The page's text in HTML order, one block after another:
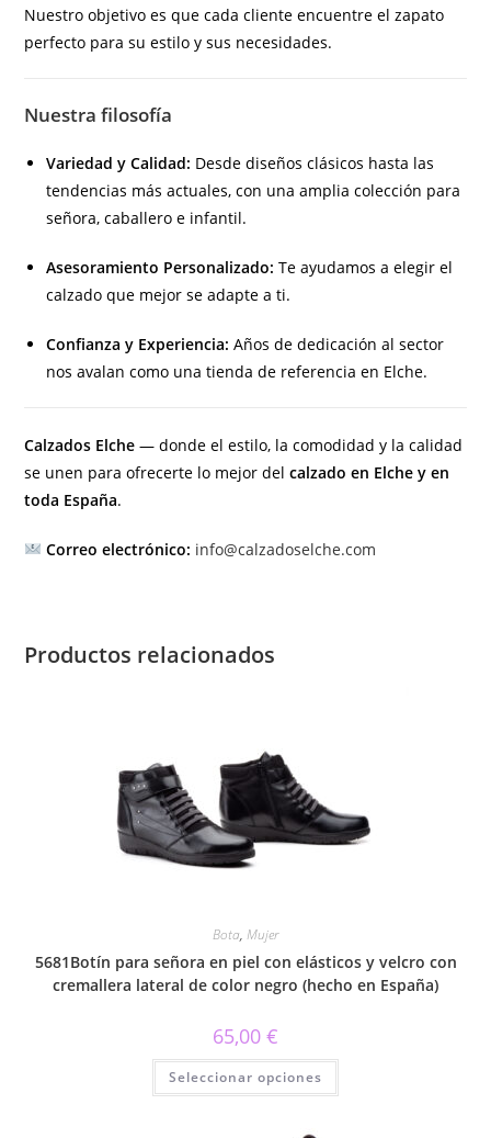
Nuestro objetivo es que cada cliente encuentre el zapato
perfecto para su estilo y sus necesidades.
Nuestra filosofía
Variedad y Calidad: Desde diseños clásicos hasta las
tendencias más actuales, con una amplia colección para
señora, caballero e infantil.
Asesoramiento Personalizado: Te ayudamos a elegir el
calzado que mejor se adapte a ti.
Confianza y Experiencia: Años de dedicación al sector
nos avalan como una tienda de referencia en Elche.
Calzados Elche — donde el estilo, la comodidad y la calidad
se unen para ofrecerte lo mejor delcalzado en Elche y en
toda España.
Correo electrónico: info@calzadoselche.com
Productos relacionados
Bota, Mujer
5681Botín para señora en piel con elásticos y velcro con
cremallera lateral de color negro (hecho en España)
65,00 €
Seleccionar opciones
Este
tiene